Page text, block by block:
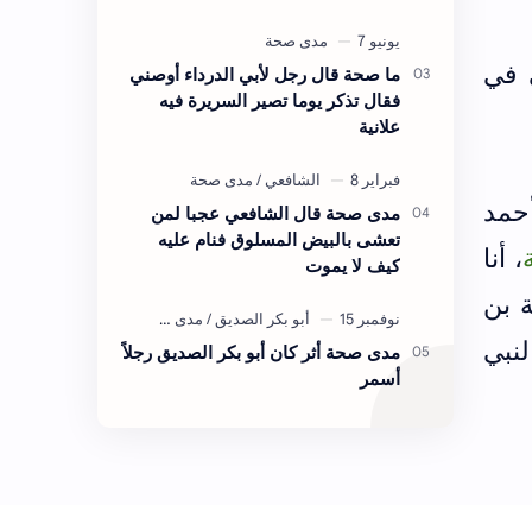
في
، أنا
بن
ما صحة قال رجل لأبي الدرداء أوصني
فقال تذكر يوما تصير السريرة فيه
علانية
مدى صحة قال الشافعي عجبا لمن
تعشى بالبيض المسلوق فنام عليه
كيف لا يموت
مدى صحة أثر كان أبو بكر الصديق رجلاً
أسمر